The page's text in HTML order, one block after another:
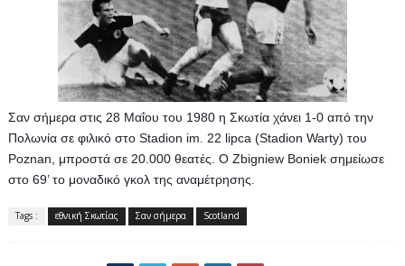
Σαν σήμερα στις 28 Μαΐου του 1980 η Σκωτία χάνει 1-0 από την
Πολωνία σε φιλικό στο Stadion im. 22 lipca (Stadion Warty) του
Poznan, μπροστά σε 20.000 θεατές. Ο Zbigniew Boniek σημείωσε
στο 69’ το μοναδικό γκολ της αναμέτρησης.
Tags : εθνική Σκωτίας Σαν σήμερα Scotland